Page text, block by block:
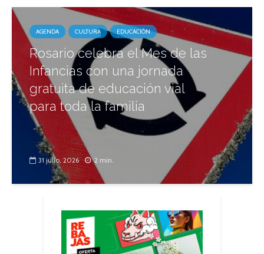
AGENDA CULTURA EDUCACIÓN
Rosario celebra el Mes de las
Infancias con una jornada
gratuita de educación vial
para toda la familia
31 julio, 2026 2 min.